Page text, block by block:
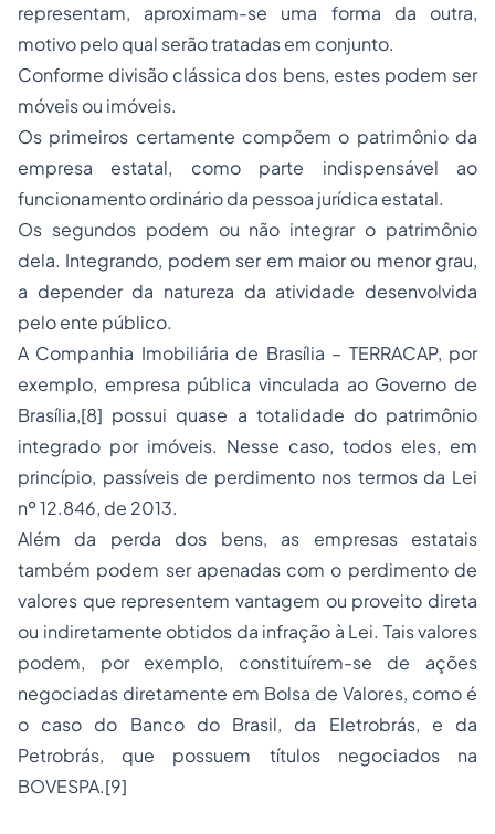
representam, aproximam-se uma forma da outra,
motivo pelo qual serão tratadas em conjunto.
Conforme divisão clássica dos bens, estes podem ser
móveis ou imóveis.
Os primeiros certamente compõem o patrimônio da
empresa estatal, como parte indispensável ao
funcionamento ordinário da pessoa jurídica estatal.
Os segundos podem ou não integrar o patrimônio
dela. Integrando, podem ser em maior ou menor grau,
a depender da natureza da atividade desenvolvida
pelo ente público.
A Companhia Imobiliária de Brasília – TERRACAP, por
exemplo, empresa pública vinculada ao Governo de
Brasília,[8] possui quase a totalidade do patrimônio
integrado por imóveis. Nesse caso, todos eles, em
princípio, passíveis de perdimento nos termos da Lei
nº 12.846, de 2013.
Além da perda dos bens, as empresas estatais
também podem ser apenadas com o perdimento de
valores que representem vantagem ou proveito direta
ou indiretamente obtidos da infração à Lei. Tais valores
podem, por exemplo, constituírem-se de ações
negociadas diretamente em Bolsa de Valores, como é
o caso do Banco do Brasil, da Eletrobrás, e da
Petrobrás, que possuem títulos negociados na
BOVESPA.[9]